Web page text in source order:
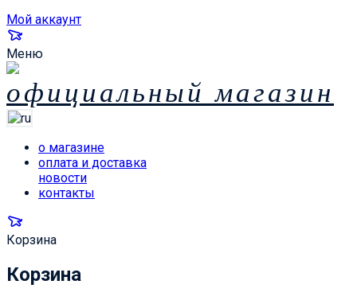
Мой аккаунт
Меню
официальный магазин
о магазине
оплата и доставка
новости
контакты
Корзина
Корзина